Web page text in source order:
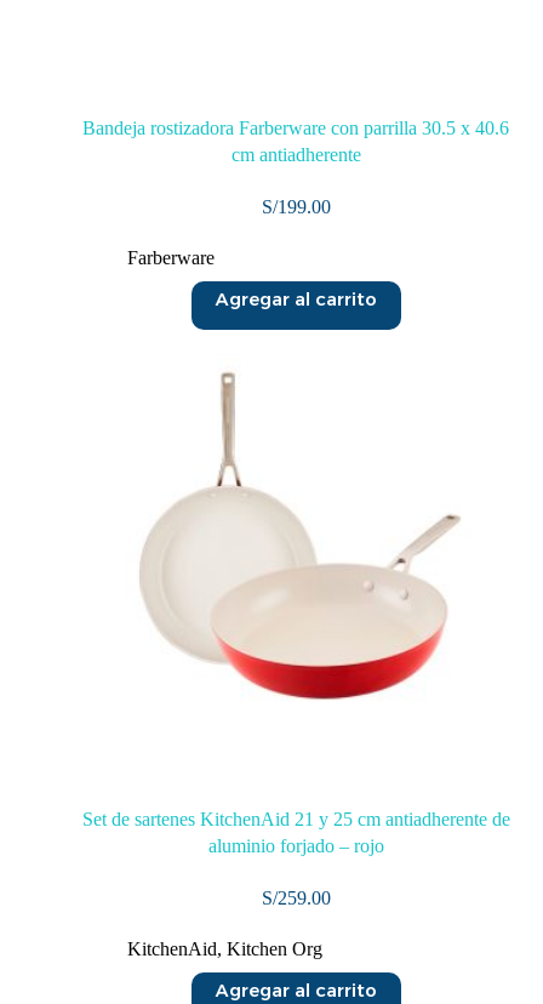
Bandeja rostizadora Farberware con parrilla 30.5 x 40.6
cm antiadherente
S/199.00
Farberware
Agregar al carrito
Set de sartenes KitchenAid 21 y 25 cm antiadherente de
aluminio forjado – rojo
S/259.00
KitchenAid, Kitchen Org
Agregar al carrito